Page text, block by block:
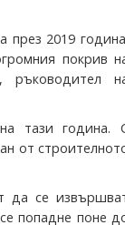
през 2019
покрив
ръководител
тази година.
от
да се
попадне поне